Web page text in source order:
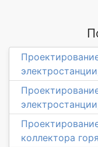
коллектора